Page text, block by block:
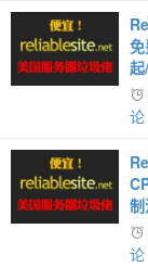
起
论
论